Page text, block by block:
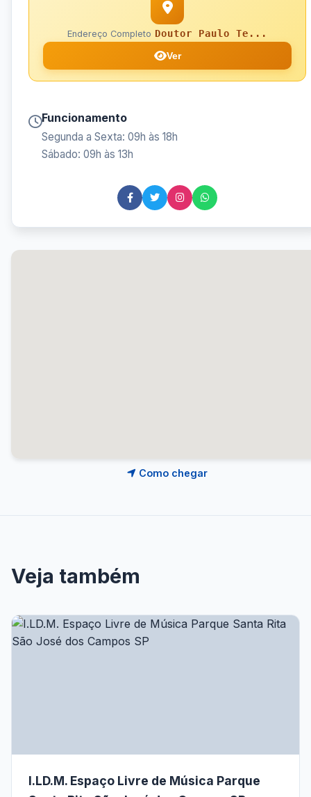
Endereço Completo Doutor Paulo Te...
Ver
Funcionamento
Segunda a Sexta: 09h às 18h
Sábado: 09h às 13h
Como chegar
Veja também
I.LD.M. Espaço Livre de Música Parque